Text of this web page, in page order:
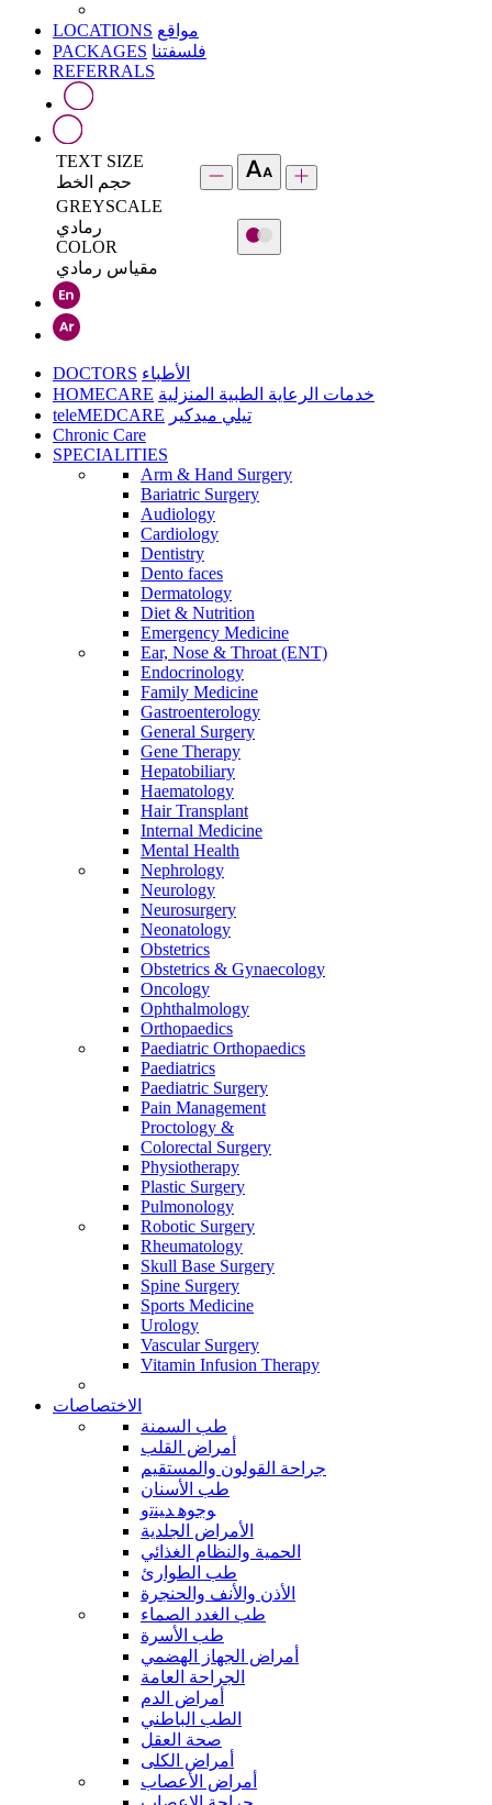
LOCATIONS مواقع
PACKAGES فلسفتنا
REFERRALS
TEXT SIZE
حجم الخط
GREYSCALE
رمادي
COLOR
مقياس رمادي
DOCTORS الأطباء
HOMECARE خدمات الرعاية الطبية المنزلية
teleMEDCARE تيلي ميدكير
Chronic Care
SPECIALITIES
Arm & Hand Surgery
Bariatric Surgery
Audiology
Cardiology
Dentistry
Dento faces
Dermatology
Diet & Nutrition
Emergency Medicine
Ear, Nose & Throat (ENT)
Endocrinology
Family Medicine
Gastroenterology
General Surgery
Gene Therapy
Hepatobiliary
Haematology
Hair Transplant
Internal Medicine
Mental Health
Nephrology
Neurology
Neurosurgery
Neonatology
Obstetrics
Obstetrics & Gynaecology
Oncology
Ophthalmology
Orthopaedics
Paediatric Orthopaedics
Paediatrics
Paediatric Surgery
Pain Management
Proctology &
Colorectal Surgery
Physiotherapy
Plastic Surgery
Pulmonology
Robotic Surgery
Rheumatology
Skull Base Surgery
Spine Surgery
Sports Medicine
Urology
Vascular Surgery
Vitamin Infusion Therapy
الاختصاصات
طب السمنة
أمراض القلب
جراحة القولون والمستقيم
طب الأسنان
ﻮﺟﻮﻫ ﺪﻴﻨﺗﻭ
الأمراض الجلدية
الحمية والنظام الغذائي
طب الطوارئ
الأذن والأنف والحنجرة
طب الغدد الصماء
طب الأسرة
أمراض الجهاز الهضمي
الجراحة العامة
أمراض الدم
الطب الباطني
صحة العقل
أمراض الكلى
أمراض الأعصاب